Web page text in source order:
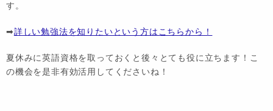
す。
➡詳しい勉強法を知りたいという方はこちらから！
夏休みに英語資格を取っておくと後々とても役に立ちます！こ
の機会を是非有効活用してくださいね！